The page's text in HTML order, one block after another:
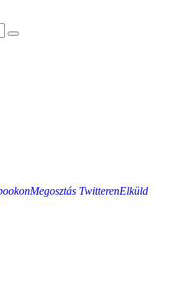
Megosztás TwitterenElküld